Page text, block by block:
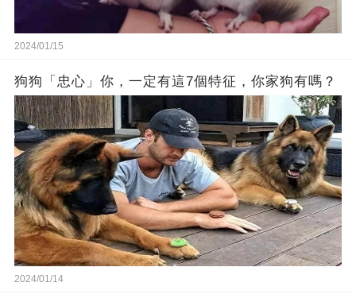
2024/01/15
狗狗「忠心」你，一定有這7個特征，你家狗有嗎？
2024/01/14